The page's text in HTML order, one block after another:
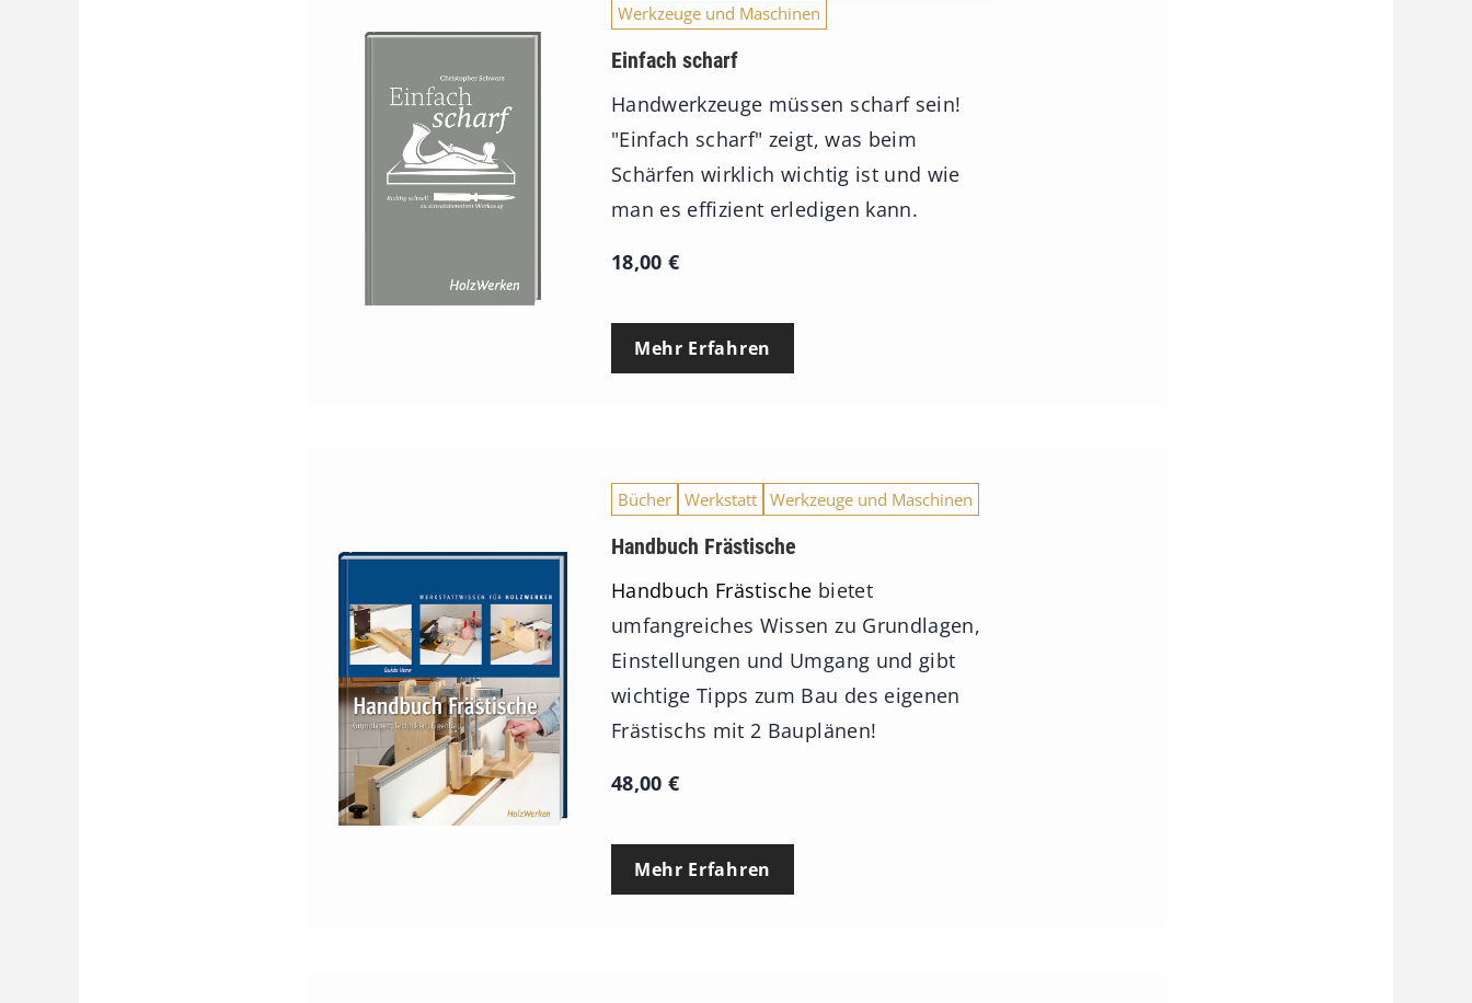
Werkzeuge und Maschinen
Einfach scharf
Handwerkzeuge müssen scharf sein!
"Einfach scharf" zeigt, was beim
Schärfen wirklich wichtig ist und wie
man es effizient erledigen kann.
18,00 €
Mehr Erfahren
Bücher Werkstatt Werkzeuge und Maschinen
Handbuch Frästische
Handbuch Frästische bietet
umfangreiches Wissen zu Grundlagen,
Einstellungen und Umgang und gibt
wichtige Tipps zum Bau des eigenen
Frästischs mit 2 Bauplänen!
48,00 €
Mehr Erfahren